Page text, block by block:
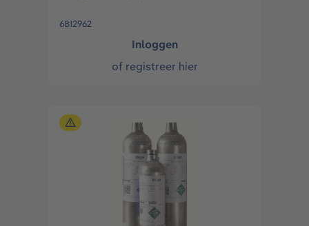
6812962
Inloggen
of registreer hier